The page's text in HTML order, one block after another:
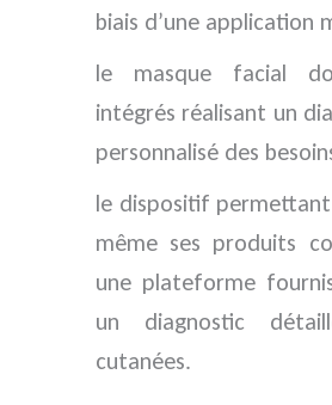
biais d’une application
le masque facial
intégrés réalisant un
personnalisé des
le dispositif
même ses produits
une plateforme
un diagnostic
cutanées.